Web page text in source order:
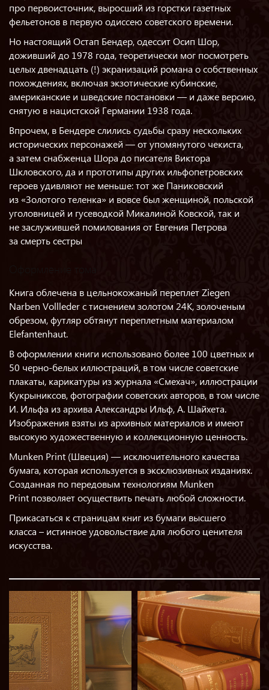
про первоисточник, выросший из горстки газетных
фельетонов в первую одиссею советского времени.
Но настоящий Остап Бендер, одессит Осип Шор,
доживший до 1978 года, теоретически мог посмотреть
целых двенадцать (!) экранизаций романа о собственных
похождениях, включая экзотические кубинские,
американские и шведские постановки — и даже версию,
снятую в нацистской Германии 1938 года.
Впрочем, в Бендере слились судьбы сразу нескольких
исторических персонажей — от упомянутого чекиста,
а затем снабженца Шора до писателя Виктора
Шкловского, да и прототипы других ильфопетровских
героев удивляют не меньше: тот же Паниковский
из «Золотого теленка» и вовсе был женщиной, польской
уголовницей и гусеводкой Микалиной Ковской, так и
не заслужившей помилования от Евгения Петрова
за смерть сестры
Книга облечена в цельнокожаный переплет Ziegen
Narben Vollleder с тиснением золотом 24К, золоченым
обрезом, футляр обтянут переплетным материалом
Elefantenhaut.
В оформлении книги использовано более 100 цветных и
50 черно-белых иллюстраций, в том числе советские
плакаты, карикатуры из журнала «Смехач», иллюстрации
Кукрыниксов, фотографии советских авторов, в том числе
И. Ильфа из архива Александры Ильф, А. Шайхета.
Изображения взяты из архивных материалов и имеют
высокую художественную и коллекционную ценность.
Munken Print (Швеция) — исключительного качества
бумага, которая используется в эксклюзивных изданиях.
Созданная по передовым технологиям Munken
Print позволяет осуществить печать любой сложности.
Прикасаться к страницам книг из бумаги высшего
класса – истинное удовольствие для любого ценителя
искусства.